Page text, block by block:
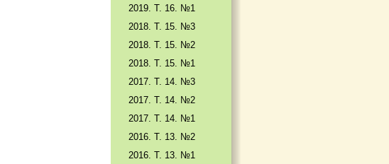
2019. Т. 16. №1
2018. Т. 15. №3
2018. Т. 15. №2
2018. Т. 15. №1
2017. T. 14. №3
2017. T. 14. №2
2017. T. 14. №1
2016. T. 13. №2
2016. T. 13. №1